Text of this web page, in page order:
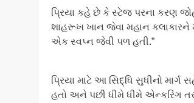
પ્રિયા કહે છે કે સ્ટેજ પરના કરણ
શાહરૂખ ખાન જેવા મહાન કલાકારને
એક સ્વપ્ન જેવી પળ હતી.”
પ્રિયા માટે આ સિદ્ધિ સુધીનો
હતો અને પછી ધીમે ધીમે એન્કરિંગ